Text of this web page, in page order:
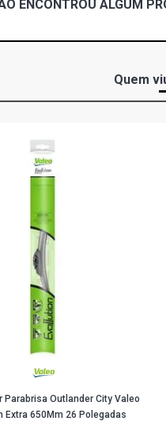
ENCONTROU ALGUM
Quem
Parabrisa Outlander City Valeo
Extra 650Mm 26 Polegadas